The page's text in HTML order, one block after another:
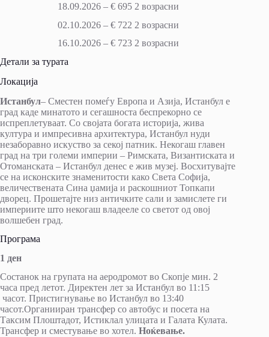
18.09.2026 – € 695 2 возрасни
02.10.2026 – € 722 2 возрасни
16.10.2026 – € 723 2 возрасни
Детали за турата
Локација
Истанбул– Сместен помеѓу Европа и Азија, Истанбул е
град каде минатото и сегашноста беспрекорно се
испреплетуваат. Со својата богата историја, жива
култура и импресивна архитектура, Истанбул нуди
незаборавно искуство за секој патник. Некогаш главен
град на три големи империи – Римската, Византиската и
Отоманската – Истанбул денес е жив музеј. Восхитувајте
се на исконските знаменитости како Света Софија,
величествената Сина џамија и раскошниот Топкапи
дворец. Прошетајте низ античките сали и замислете ги
империите што некогаш владееле со светот од овој
волшебен град.
Програма
1 ден
Состанок на групата на аеродромот во Скопје мин. 2
часа пред летот. Директен лет за Истанбул во 11:15
часот. Пристигнување во Истанбул во 13:40
часот.Органииран трансфер со автобус и посета на
Таксим Плоштадот, Истиклал улицата и Галата Кулата.
Трансфер и сместување во хотел. Ноќевање.